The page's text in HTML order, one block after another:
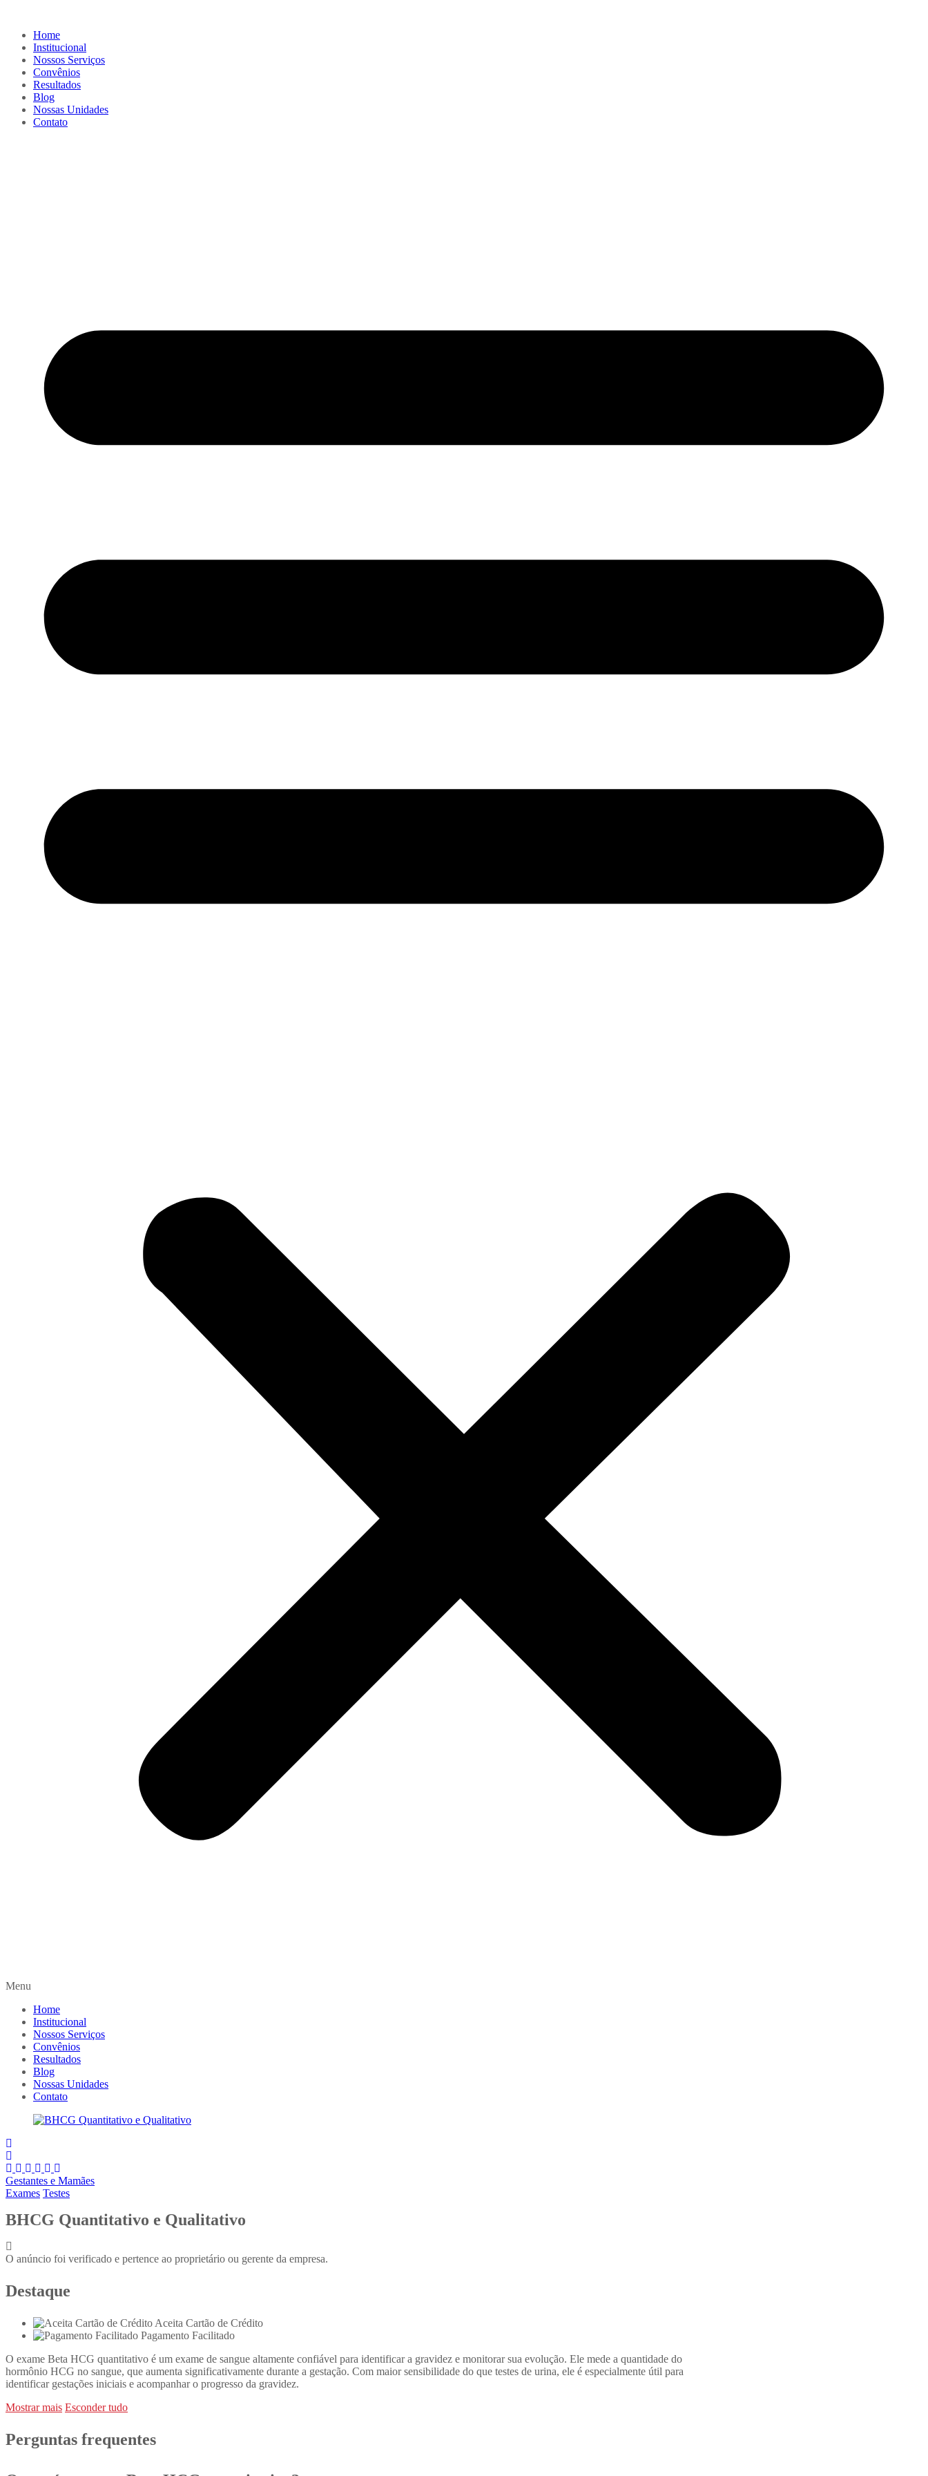
Home
Institucional
Nossos Serviços
Convênios
Resultados
Blog
Nossas Unidades
Contato
Menu
Home
Institucional
Nossos Serviços
Convênios
Resultados
Blog
Nossas Unidades
Contato
Gestantes e Mamães
Exames Testes
BHCG Quantitativo e Qualitativo
O anúncio foi verificado e pertence ao proprietário ou gerente da empresa.
Destaque
Aceita Cartão de Crédito
Pagamento Facilitado
O exame Beta HCG quantitativo é um exame de sangue altamente confiável para identificar a gravidez e monitorar sua evolução. Ele mede a quantidade do
hormônio HCG no sangue, que aumenta significativamente durante a gestação. Com maior sensibilidade do que testes de urina, ele é especialmente útil para
identificar gestações iniciais e acompanhar o progresso da gravidez.
Mostrar mais Esconder tudo
Perguntas frequentes